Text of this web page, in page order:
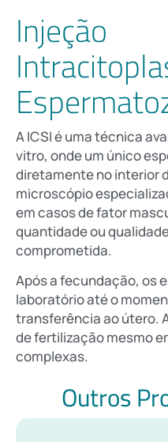
Injeção
A ICSI é uma técnica
vitro, onde um único
diretamente no interior
microscópio
em casos de fator
quantidade ou
comprometida.
Após a fecundação, os
laboratório até o
transferência ao útero.
de fertilização mesmo
complexas.
Outros